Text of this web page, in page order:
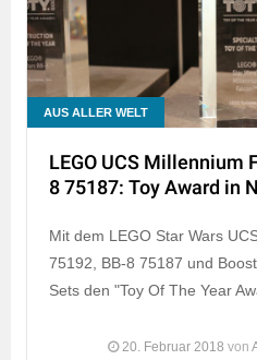
AUS ALLER WELT
LEGO UCS Millennium
8 75187: Toy Award in
Mit dem LEGO Star Wars
75192, BB-8 75187 und
Sets den "Toy Of The Year
20. Februar 2018 von